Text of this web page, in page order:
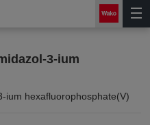
3-ium
ium hexafluorophosphate(V)